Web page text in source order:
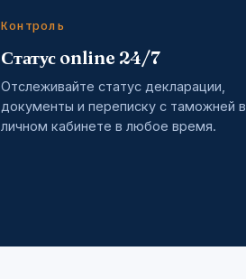
Контроль
Статус online 24/7
Отслеживайте статус декларации,
документы и переписку с таможней в
личном кабинете в любое время.